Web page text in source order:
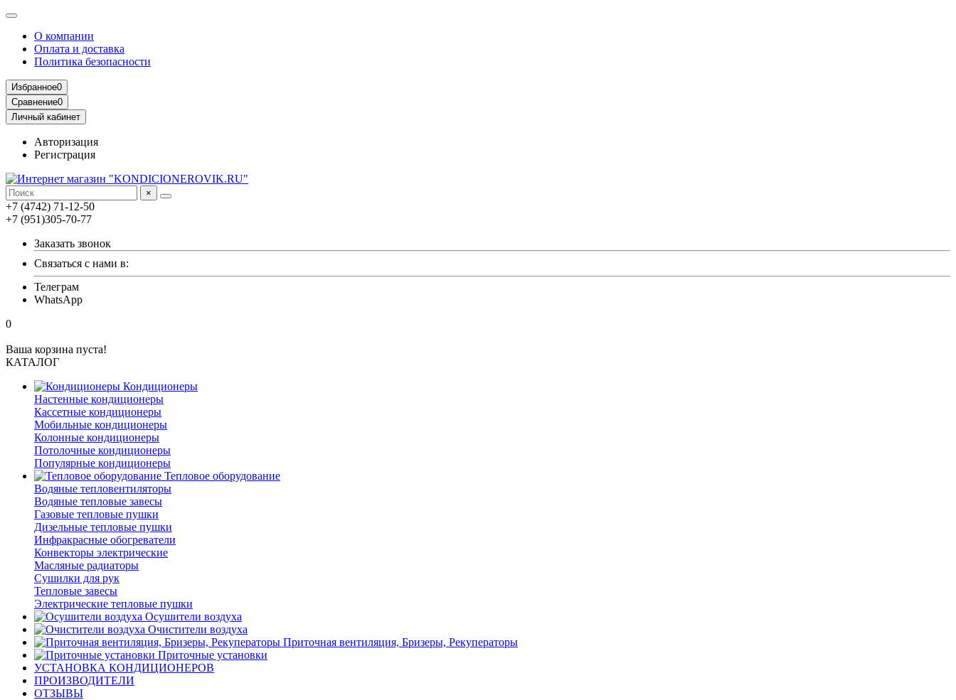
О компании
Оплата и доставка
Политика безопасности
Избранное0
Сравнение0
Личный кабинет
Авторизация
Регистрация
×
+7 (4742) 71-12-50
+7 (951)305-70-77
Заказать звонок
Связаться с нами в:
Телеграм
WhatsApp
0
Ваша корзина пуста!
КАТАЛОГ
Кондиционеры
Настенные кондиционеры
Кассетные кондиционеры
Мобильные кондиционеры
Колонные кондиционеры
Потолочные кондиционеры
Популярные кондиционеры
Тепловое оборудование
Водяные тепловентиляторы
Водяные тепловые завесы
Газовые тепловые пушки
Дизельные тепловые пушки
Инфракрасные обогреватели
Конвекторы электрические
Масляные радиаторы
Сушилки для рук
Тепловые завесы
Электрические тепловые пушки
Осушители воздуха
Очистители воздуха
Приточная вентиляция, Бризеры, Рекуператоры
Приточные установки
УСТАНОВКА КОНДИЦИОНЕРОВ
ПРОИЗВОДИТЕЛИ
ОТЗЫВЫ